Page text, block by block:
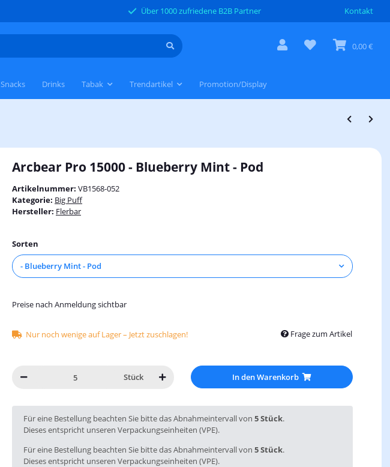
Kontakt
Über 1000 zufriedene B2B Partner
0,00 €
Snacks Drinks Tabak Trendartikel Promotion/Display
Arcbear Pro 15000 - Blueberry Mint - Pod
Artikelnummer: VB1568-052
Kategorie: Big Puff
Hersteller: Flerbar
Sorten
- Blueberry Mint - Pod
Preise nach Anmeldung sichtbar
Nur noch wenige auf Lager – Jetzt zuschlagen! Frage zum Artikel
Stück In den Warenkorb
x
Für eine Bestellung beachten Sie bitte das Abnahmeintervall von 5 Stück.
Dieses entspricht unseren Verpackungseinheiten (VPE).
Für eine Bestellung beachten Sie bitte das Abnahmeintervall von 5 Stück.
Dieses entspricht unseren Verpackungseinheiten (VPE).